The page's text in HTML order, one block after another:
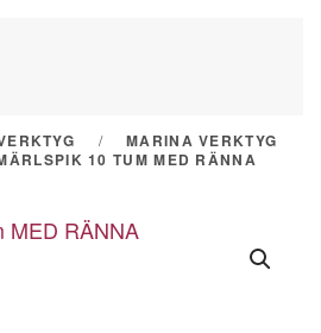
MARINA VERKTYG
10 TUM MED RÄNNA